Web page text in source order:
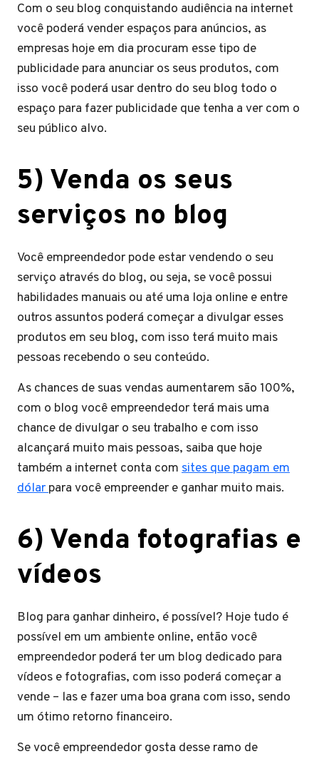
Com o seu blog conquistando audiência na internet
você poderá vender espaços para anúncios, as
empresas hoje em dia procuram esse tipo de
publicidade para anunciar os seus produtos, com
isso você poderá usar dentro do seu blog todo o
espaço para fazer publicidade que tenha a ver com o
seu público alvo.
5) Venda os seus
serviços no blog
Você empreendedor pode estar vendendo o seu
serviço através do blog, ou seja, se você possui
habilidades manuais ou até uma loja online e entre
outros assuntos poderá começar a divulgar esses
produtos em seu blog, com isso terá muito mais
pessoas recebendo o seu conteúdo.
As chances de suas vendas aumentarem são 100%,
com o blog você empreendedor terá mais uma
chance de divulgar o seu trabalho e com isso
alcançará muito mais pessoas, saiba que hoje
também a internet conta com sites que pagam em
dólarpara você empreender e ganhar muito mais.
6) Venda fotografias e
vídeos
Blog para ganhar dinheiro, é possível? Hoje tudo é
possível em um ambiente online, então você
empreendedor poderá ter um blog dedicado para
vídeos e fotografias, com isso poderá começar a
vende – las e fazer uma boa grana com isso, sendo
um ótimo retorno financeiro.
Se você empreendedor gosta desse ramo de